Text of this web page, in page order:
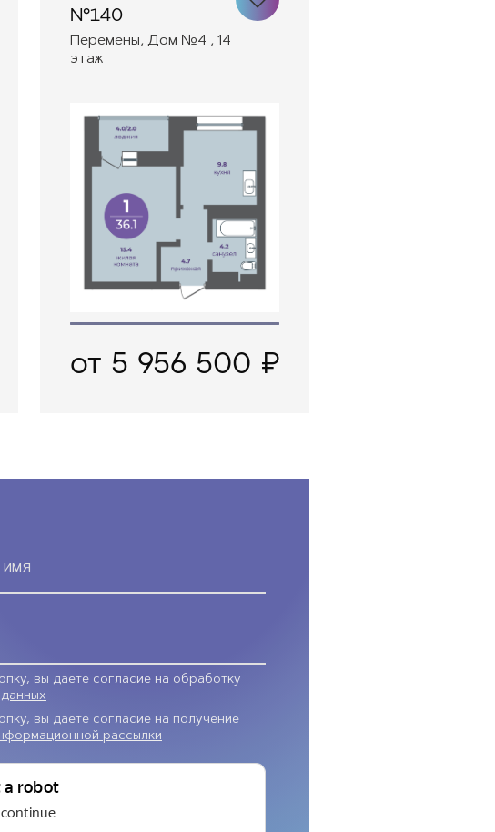
№140
Перемены, Дом №4 , 14
этаж
от 5 956 500 ₽